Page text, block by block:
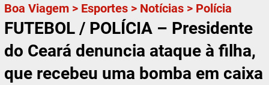
Boa Viagem > Esportes > Notícias > Polícia
FUTEBOL / POLÍCIA – Presidente
do Ceará denuncia ataque à filha,
que recebeu uma bomba em caixa